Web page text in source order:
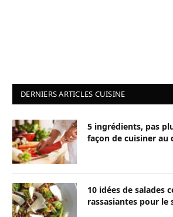
DERNIERS ARTICLES CUISINE
5 ingrédients, pas
façon de cuisiner au
10 idées de salades
rassasiantes pour le